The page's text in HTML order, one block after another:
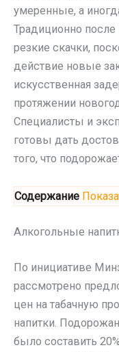
умеренные, а
Традиционно
резкие скачки,
действие новые
искусственная
протяжении
Специалисты и
готовы дать
того, что
Содержание
Алкогольные
По инициативе
рассмотрено
цен на табачную
напитки.
было составить